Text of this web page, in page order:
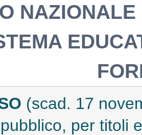
(scad. 17
per titoli